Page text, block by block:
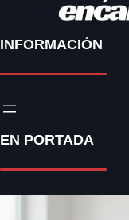
INFORMACIÓN
EN PORTADA